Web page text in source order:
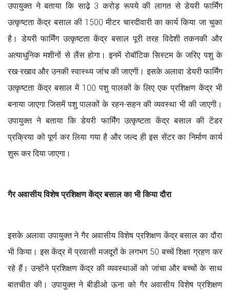
उपायुक्त ने बताया कि साढे़ 3 करोड़ रूपये की लागत से डेयरी फार्मिंग
उत्कृष्टता केंद्र बसाल की 1500 मीटर चारदीवारी का कार्य किया जा चुका
है। डेयरी फार्मिंग उत्कृष्टता केंद्र बसाल पूरी तरह विदेशी तकनकी और
अत्याधुनिक मशीनों से लैंस होगा। इनमें रोबॉटिक सिस्टम के जरिए पशु के
रख-रखाव और उनकी स्वास्थ्य जांच की जाएगी। इसके अलावा डेयरी फार्मिंग
उत्कृष्टता केंद्र बसाल में 100 पशु पालकों के लिए एक प्रशिक्षण केंद्र भी
बनाया जाएगा जिसमें पशु पालकों के रहन-सहन की व्यवस्था भी की जाएगी।
उपायुक्त ने बताया कि डेयरी फार्मिंग उत्कृष्टता केंद्र बसाल की टेंडर
प्रक्रिया को पूर्ण कर लिया गया है और जल्द ही इस सेंटर का निर्माण कार्य
शुरू कर दिया जाएगा।
गैर अवासीय विशेष प्रशिक्षण केंद्र बसाल का भी किया दौरा
इसके अलावा उपायुक्त ने गैर अवासीय विशेष प्रशिक्षण केंद्र बसाल का दौरा
भी किया। इस केंद्र में प्रवासी मजदूरों के लगभग 50 बच्चें शिक्षा ग्रहण कर
रहे हैं। उन्होंने प्रशिक्षण केंद्र की व्यवस्थाओं को जांचा और बच्चों के साथ
बातचीत की। उपायुक्त ने बीडीओ ऊना को गैर अवासीय विशेष प्रशिक्षण